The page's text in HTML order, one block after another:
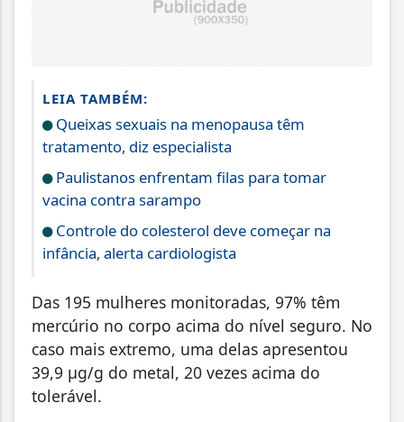
LEIA TAMBÉM:
Queixas sexuais na menopausa têm
tratamento, diz especialista
Paulistanos enfrentam filas para tomar
vacina contra sarampo
Controle do colesterol deve começar na
infância, alerta cardiologista
Das 195 mulheres monitoradas, 97% têm
mercúrio no corpo acima do nível seguro. No
caso mais extremo, uma delas apresentou
39,9 µg/g do metal, 20 vezes acima do
tolerável.